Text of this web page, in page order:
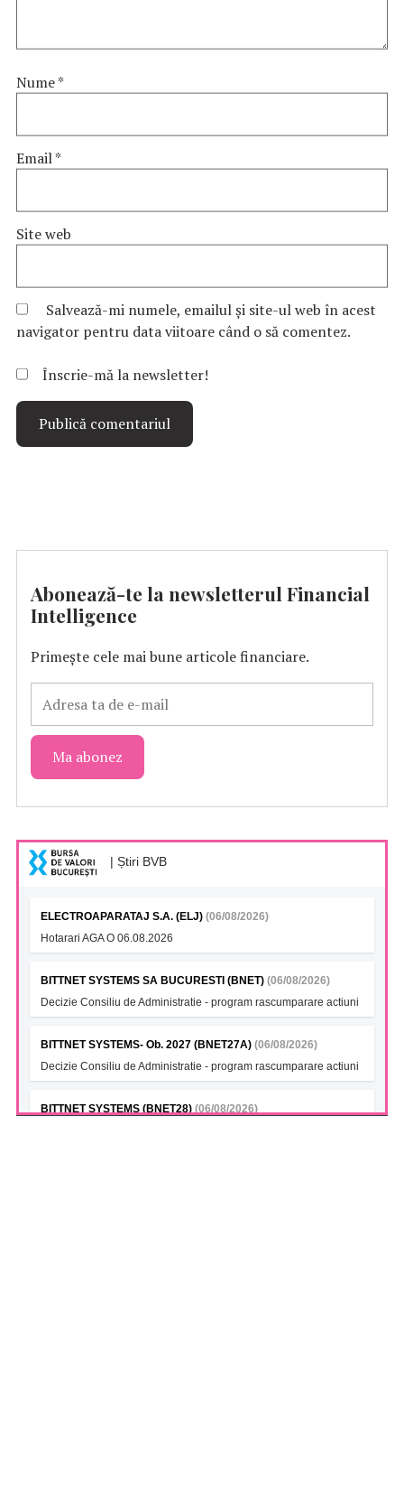
Nume*
Email*
Site web
Salvează-mi numele, emailul și site-ul web în acest
navigator pentru data viitoare când o să comentez.
Înscrie-mă la newsletter!
Abonează-te la newsletterul Financial
Intelligence
Primește cele mai bune articole financiare.
| Știri BVB
ELECTROAPARATAJ S.A. (ELJ) (06/08/2026)
Hotarari AGA O 06.08.2026
BITTNET SYSTEMS SA BUCURESTI (BNET) (06/08/2026)
Decizie Consiliu de Administratie - program rascumparare actiuni
BITTNET SYSTEMS- Ob. 2027 (BNET27A) (06/08/2026)
Decizie Consiliu de Administratie - program rascumparare actiuni
BITTNET SYSTEMS (BNET28) (06/08/2026)